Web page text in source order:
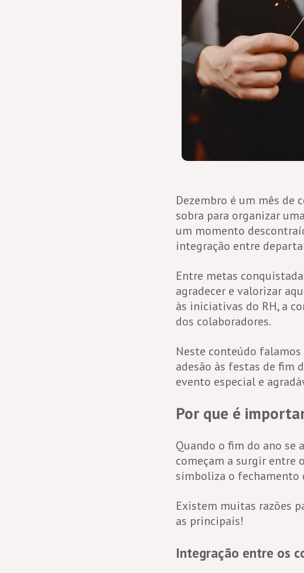
Dezembro é um mês de
sobra para organizar uma
um momento
integração entre
Entre metas
agradecer e valorizar
às iniciativas do RH, a
dos colaboradores.
Neste conteúdo
adesão às festas de fim
evento especial e
Por que é
Quando o fim do ano se
começam a surgir entre
simboliza o fechamento
Existem muitas razões
as principais!
Integração entre os